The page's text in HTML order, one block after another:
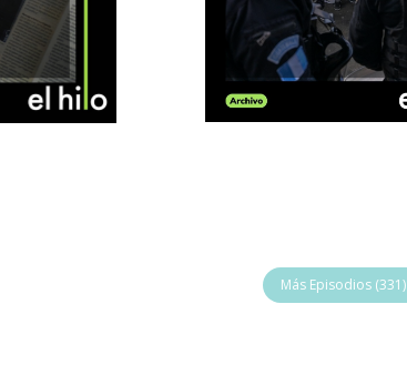
Más Episodios (331)